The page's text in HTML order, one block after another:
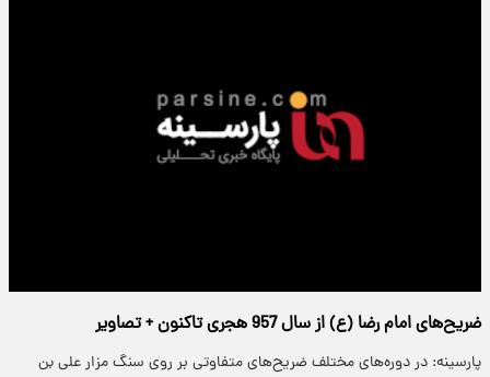
ضریح‌های امام رضا (ع) از سال 957 هجری تاکنون + تصاویر
پارسینه: در دوره‌های مختلف ضریح‌های متفاوتی بر روی سنگ مزار علی بن